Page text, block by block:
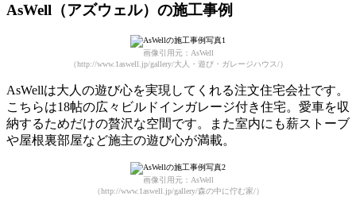
AsWell（アズウェル）の施工事例
画像引用元：AsWell
（http://www.1aswell.jp/gallery/大人・遊び・ガレージハウス/）
AsWellは大人の遊び心を実現してくれる注文住宅会社です。
こちらは18帖の広々ビルドインガレージ付き住宅。愛車を収
納するためだけの贅沢な空間です。また室内にも薪ストーブ
や屋根裏部屋など施主の遊び心が満載。
画像引用元：AsWell
（http://www.1aswell.jp/gallery/森の中に佇む家/）